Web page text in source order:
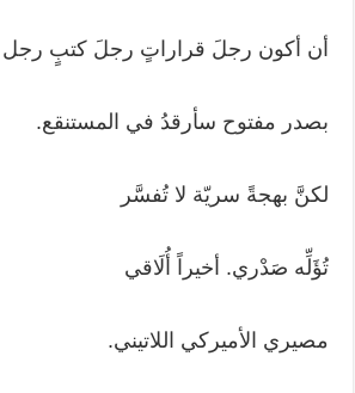
أن أكون رجلَ قراراتٍ رجلَ كتبٍ رجل
بصدر مفتوح سأرقدُ في المستنقع.
لكنَّ بهجةً سريّة لا تُفسَّر
تُؤَلِّه صَدْري. أخيراً أُلَاقي
مصيري الأميركي اللاتيني.